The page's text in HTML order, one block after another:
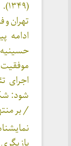
تهران
ادامه
اجرای
شود:
/ بر